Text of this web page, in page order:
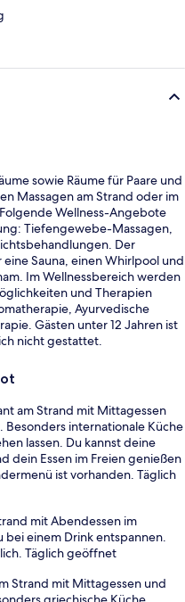
sowie Räume für Paare und
Massagen am Strand oder im
Wellness-Angebote
Tiefengewebe-Massagen,
Der
Sauna, einen Whirlpool und
Im Wellnessbereich werden
und Therapien
Ayurvedische
Gästen unter 12 Jahren ist
nicht gestattet.
am Strand mit Mittagessen
internationale Küche
lassen. Du kannst deine
dein Essen im Freien genießen
ist vorhanden. Täglich
mit Abendessen im
einem Drink entspannen.
Täglich geöffnet
Strand mit Mittagessen und